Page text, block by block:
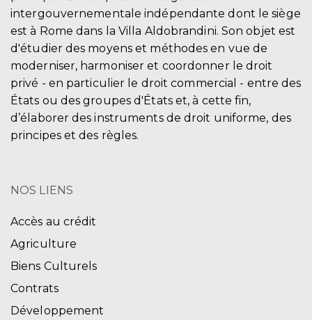
intergouvernementale indépendante dont le siège
est à Rome dans la Villa Aldobrandini. Son objet est
d'étudier des moyens et méthodes en vue de
moderniser, harmoniser et coordonner le droit
privé - en particulier le droit commercial - entre des
États ou des groupes d'États et, à cette fin,
d’élaborer des instruments de droit uniforme, des
principes et des règles.
NOS LIENS
Accès au crédit
Agriculture
Biens Culturels
Contrats
Développement